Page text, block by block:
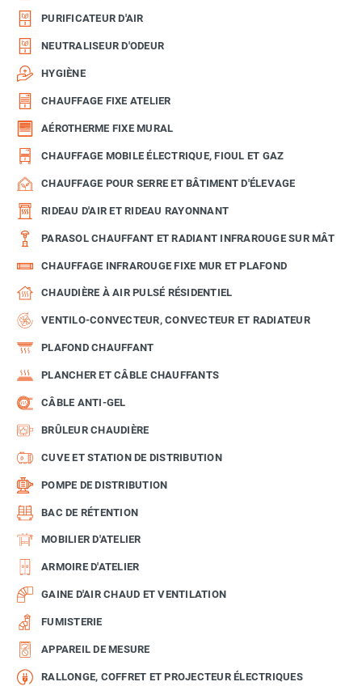
PURIFICATEUR D'AIR
NEUTRALISEUR D'ODEUR
HYGIÈNE
CHAUFFAGE FIXE ATELIER
AÉROTHERME FIXE MURAL
CHAUFFAGE MOBILE ÉLECTRIQUE, FIOUL ET GAZ
CHAUFFAGE POUR SERRE ET BÂTIMENT D'ÉLEVAGE
RIDEAU D'AIR ET RIDEAU RAYONNANT
PARASOL CHAUFFANT ET RADIANT INFRAROUGE SUR MÂT
CHAUFFAGE INFRAROUGE FIXE MUR ET PLAFOND
CHAUDIÈRE À AIR PULSÉ RÉSIDENTIEL
VENTILO-CONVECTEUR, CONVECTEUR ET RADIATEUR
PLAFOND CHAUFFANT
PLANCHER ET CÂBLE CHAUFFANTS
CÂBLE ANTI-GEL
BRÛLEUR CHAUDIÈRE
CUVE ET STATION DE DISTRIBUTION
POMPE DE DISTRIBUTION
BAC DE RÉTENTION
MOBILIER D'ATELIER
ARMOIRE D'ATELIER
GAINE D'AIR CHAUD ET VENTILATION
FUMISTERIE
APPAREIL DE MESURE
RALLONGE, COFFRET ET PROJECTEUR ÉLECTRIQUES